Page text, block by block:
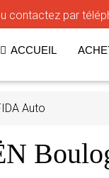
contactez par
ACCUEIL
Auto